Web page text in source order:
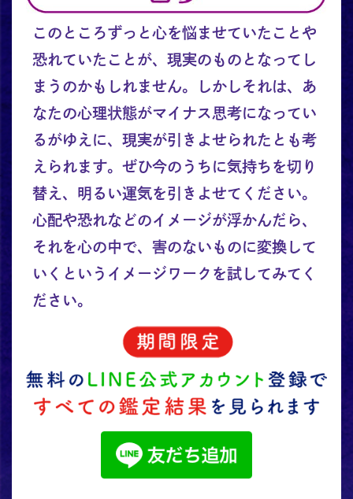
このところずっと心を悩ませていたことや
恐れていたことが、現実のものとなってし
まうのかもしれません。しかしそれは、あ
なたの心理状態がマイナス思考になってい
るがゆえに、現実が引きよせられたとも考
えられます。ぜひ今のうちに気持ちを切り
替え、明るい運気を引きよせてください。
心配や恐れなどのイメージが浮かんだら、
それを心の中で、害のないものに変換して
いくというイメージワークを試してみてく
ださい。